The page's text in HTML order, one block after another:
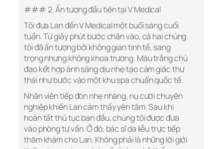
### 2. Ấn tượng đầu tiên tại V Medical
Tôi đưa Lan đến V Medical một buổi sáng cuối
tuần. Từ giây phút bước chân vào, cả hai chúng
tôi đã ấn tượng bởi không gian tinh tế, sang
trọng nhưng không khoa trương. Màu trắng chủ
đạo kết hợp ánh sáng dịu nhẹ tạo cảm giác thư
thái như bước vào một khu spa chuẩn quốc tế.
Nhân viên tiếp đón nhẹ nhàng, nụ cười chuyên
nghiệp khiến Lan cảm thấy yên tâm. Sau khi
hoàn tất thủ tục ban đầu, chúng tôi được đưa
vào phòng tư vấn. Ở đó, bác sĩ da liễu trực tiếp
thăm khám cho Lan. Không phải là những lời giới